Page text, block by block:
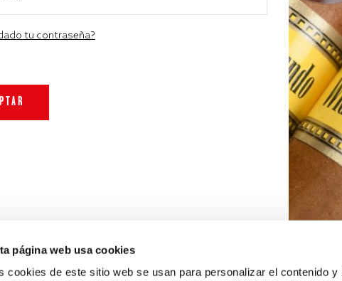
página web usa cookies
cookies de este sitio web se usan para personalizar el contenido
tu contraseña?